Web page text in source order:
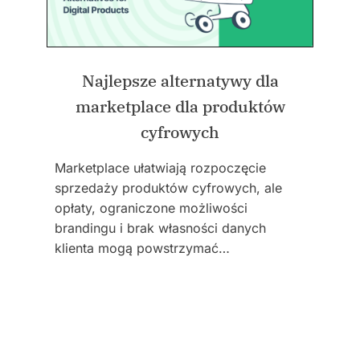
Najlepsze alternatywy dla
marketplace dla produktów
cyfrowych
Marketplace ułatwiają rozpoczęcie
sprzedaży produktów cyfrowych, ale
opłaty, ograniczone możliwości
brandingu i brak własności danych
klienta mogą powstrzymać…